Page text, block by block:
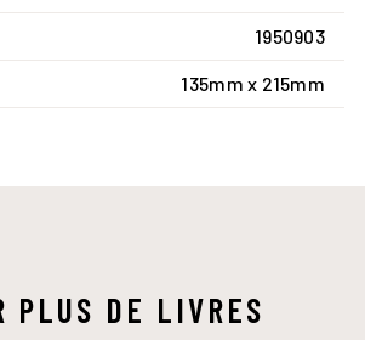
1950903
135mm x 215mm
PLUS DE LIVRES